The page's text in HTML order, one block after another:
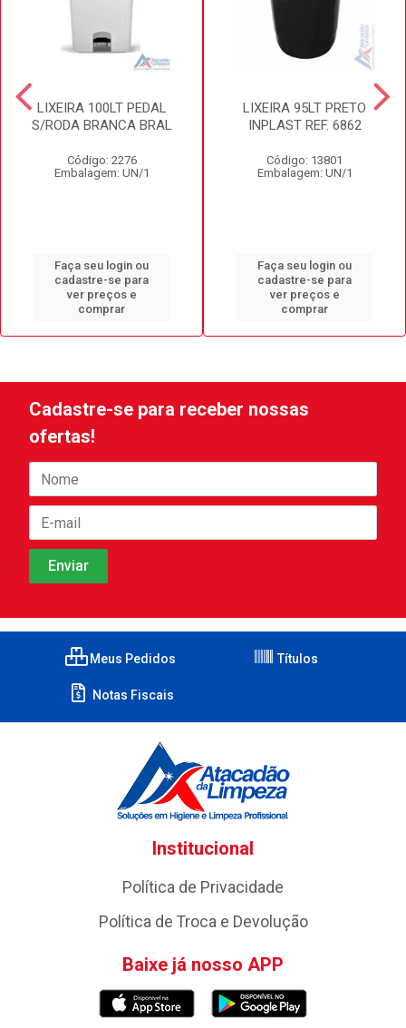
LIXEIRA 100LT PEDAL
S/RODA BRANCA BRAL
Código: 2276
Embalagem: UN/1
Faça seu login ou
cadastre-se para
ver preços e
comprar
LIXEIRA 95LT PRETO
INPLAST REF. 6862
Código: 13801
Embalagem: UN/1
Faça seu login ou
cadastre-se para
ver preços e
comprar
Cadastre-se para receber nossas
ofertas!
Meus Pedidos Títulos
Notas Fiscais
Institucional
Política de Privacidade
Política de Troca e Devolução
Baixe já nosso APP